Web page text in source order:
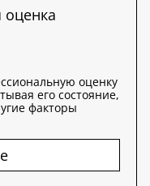
оценка
оценку
его состояние,
факторы